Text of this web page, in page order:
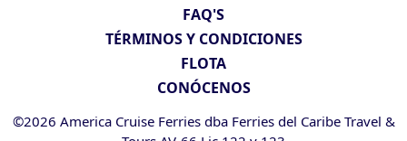
FAQ'S
TÉRMINOS Y CONDICIONES
FLOTA
CONÓCENOS
©2026 America Cruise Ferries dba Ferries del Caribe Travel &